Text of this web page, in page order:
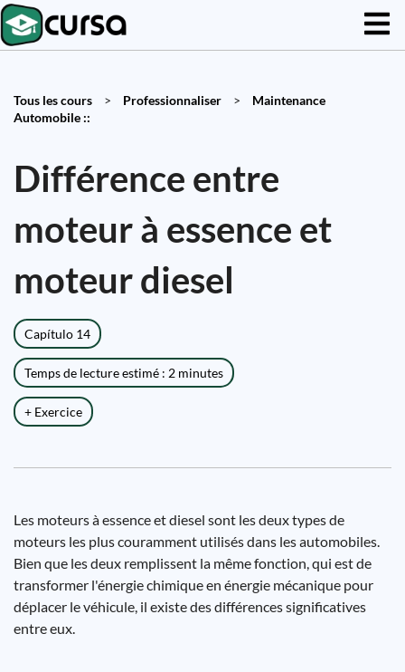
Tous les cours > Professionnaliser >
Maintenance
Automobile ::
Différence entre
moteur à essence et
moteur diesel
Capítulo 14
Temps de lecture estimé : 2 minutes
+ Exercice
Les moteurs à essence et diesel sont les deux types de
moteurs les plus couramment utilisés dans les automobiles.
Bien que les deux remplissent la même fonction, qui est de
transformer l'énergie chimique en énergie mécanique pour
déplacer le véhicule, il existe des différences significatives
entre eux.